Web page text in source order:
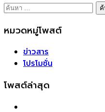
ค้นหา
หมวดหมู่โพสต์
ข่าวสาร
โปรโมชั่น
โพสต์ล่าสุด